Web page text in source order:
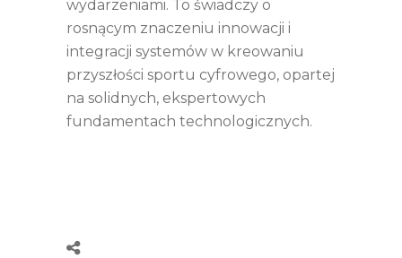
wydarzeniami. To świadczy o
rosnącym znaczeniu innowacji i
integracji systemów w kreowaniu
przyszłości sportu cyfrowego, opartej
na solidnych, ekspertowych
fundamentach technologicznych.